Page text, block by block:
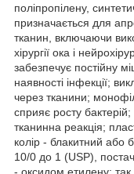
поліпропілену,
призначається для
тканин, включаючи
хірургії ока і
забезпечує постійну
наявності інфекції;
через тканини;
сприяє росту
тканинна реакція;
колір - блакитний або
10/0 до 1 (USP),
- оксидом етилену; так